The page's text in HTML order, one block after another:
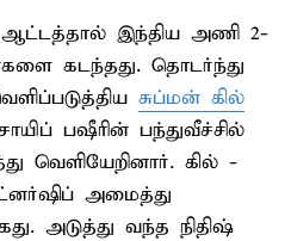
இந்திய அணி 2-
கடந்தது. தொடர்ந்து
சுப்மன் கில்
பஷீரின் பந்துவீச்சில்
வெளியேறினார். கில் -
அமைத்து
அடுத்து வந்த நிதிஷ்